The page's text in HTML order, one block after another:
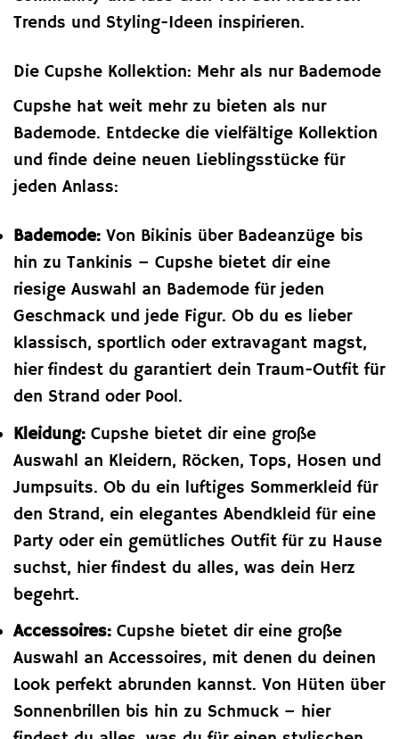
Trends und Styling-Ideen inspirieren.
Die Cupshe Kollektion: Mehr als nur Bademode
Cupshe hat weit mehr zu bieten als nur
Bademode. Entdecke die vielfältige Kollektion
und finde deine neuen Lieblingsstücke für
jeden Anlass:
Bademode: Von Bikinis über Badeanzüge bis
hin zu Tankinis – Cupshe bietet dir eine
riesige Auswahl an Bademode für jeden
Geschmack und jede Figur. Ob du es lieber
klassisch, sportlich oder extravagant magst,
hier findest du garantiert dein Traum-Outfit für
den Strand oder Pool.
Kleidung: Cupshe bietet dir eine große
Auswahl an Kleidern, Röcken, Tops, Hosen und
Jumpsuits. Ob du ein luftiges Sommerkleid für
den Strand, ein elegantes Abendkleid für eine
Party oder ein gemütliches Outfit für zu Hause
suchst, hier findest du alles, was dein Herz
begehrt.
Accessoires: Cupshe bietet dir eine große
Auswahl an Accessoires, mit denen du deinen
Look perfekt abrunden kannst. Von Hüten über
Sonnenbrillen bis hin zu Schmuck – hier